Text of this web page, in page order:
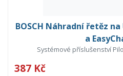
BOSCH Náhradní řetěz
a
Systémové příslušenství
387 Kč